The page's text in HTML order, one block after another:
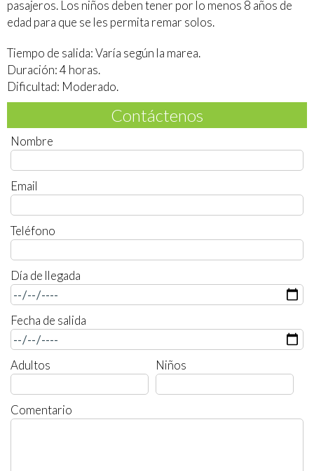
pasajeros. Los niños deben tener por lo menos 8 años de
edad para que se les permita remar solos.
Tiempo de salida: Varía según la marea.
Duración: 4 horas.
Dificultad: Moderado.
Contáctenos
Nombre
Email
Teléfono
Día de llegada
Fecha de salida
Adultos Niños
Comentario